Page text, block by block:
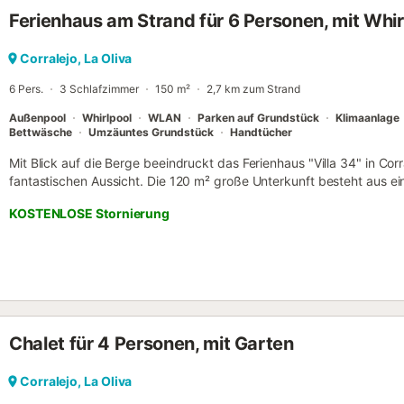
sind streng untersagt. Bitte vermeiden Sie nach 23:00 Uhr
Ferienhaus am Strand für 6 Personen, mit
Corralejo, La Oliva
6 Pers. 3 Schlafzimmer 150 m² 2,7 km zum Strand
Außenpool Whirlpool WLAN Parken auf Grundstück Klimaanlage
Bettwäsche
Umzäuntes Grundstück Handtücher
Mit Blick auf die Berge beeindruckt das Ferienhaus "Villa 34" in
fantastischen Aussicht. Die 120 m² große Unterkunft besteht aus
bietet somit Platz für 6 Personen. Zur Ausstattung gehören
Klimaanlage, eine Waschmaschine sowie ein Smart TV. Ein
gegen eine Gebühr verfügbar. Die Villa verfügt über einen privaten
Kostenlose Parkplätze sind auf der Straße vorhanden. Das
kann auf Wunsch gegen eine Gebühr beheizt werden....
KOSTENLOSE Stornierung
Chalet für 4 Personen, mit Garten
Corralejo, La Oliva